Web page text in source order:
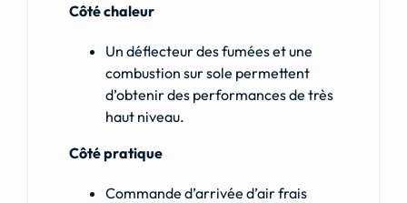
Côté chaleur
Un déflecteur des fumées et une
combustion sur sole permettent
d’obtenir des performances de très
haut niveau.
Côté pratique
Commande d’arrivée d’air frais